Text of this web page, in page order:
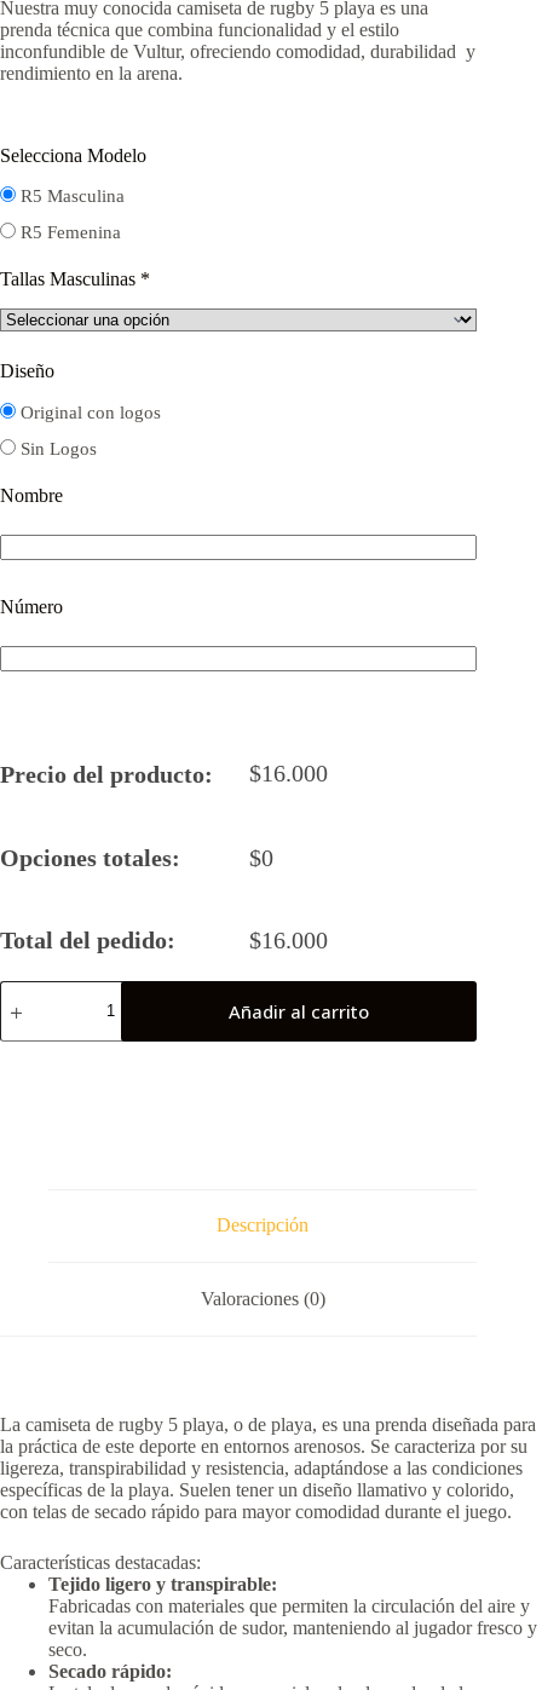
original
era:
$16.000.
actual
es:
$12.000.
Nuestra muy conocida camiseta de rugby 5 playa es una
prenda técnica que combina funcionalidad y el estilo
inconfundible de Vultur, ofreciendo comodidad, durabilidad y
rendimiento en la arena.
Selecciona Modelo
R5 Masculina
R5 Femenina
Tallas Masculinas *
Diseño
Original con logos
Sin Logos
Nombre
Número
Precio del producto: $16.000
Opciones totales: $0
Total del pedido: $16.000
Camiseta
Rugby
Añadir al carrito
Descripción
Valoraciones (0)
La camiseta de rugby 5 playa, o de playa, es una prenda diseñada para
la práctica de este deporte en entornos arenosos. Se caracteriza por su
ligereza, transpirabilidad y resistencia, adaptándose a las condiciones
específicas de la playa. Suelen tener un diseño llamativo y colorido,
con telas de secado rápido para mayor comodidad durante el juego.
Características destacadas:
Tejido ligero y transpirable:
Fabricadas con materiales que permiten la circulación del aire y
evitan la acumulación de sudor, manteniendo al jugador fresco y
seco.
Secado rápido: